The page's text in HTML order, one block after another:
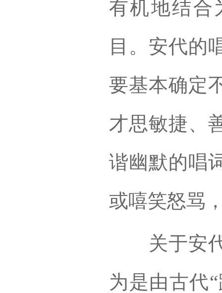
有机地结合
目。安代的
要基本确定
才思敏捷、
谐幽默的唱
或嘻笑怒骂
关于安代
为是由古代